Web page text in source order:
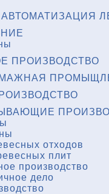
ПРОИЗВОДСТВО
отходов
плит
производство
дело